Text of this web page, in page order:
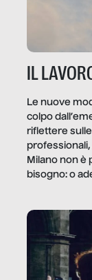
IL
Le nuove
colpo
riflettere
Milano non è
bisogno: o